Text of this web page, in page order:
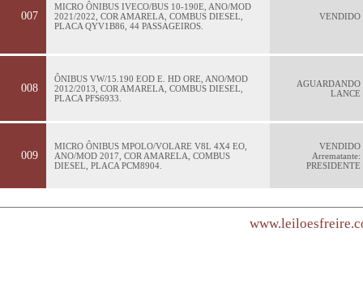
007
MICRO ÔNIBUS IVECO/BUS 10-190E, ANO/MOD
2021/2022, COR AMARELA, COMBUS DIESEL,
PLACA QYV1B86, 44 PASSAGEIROS.
VENDIDO
008
ÔNIBUS VW/15.190 EOD E. HD ORE, ANO/MOD
2012/2013, COR AMARELA, COMBUS DIESEL,
PLACA PFS6933.
AGUARDANDO
LANCE
009
MICRO ÔNIBUS MPOLO/VOLARE V8L 4X4 EO,
ANO/MOD 2017, COR AMARELA, COMBUS
DIESEL, PLACA PCM8904.
VENDIDO
Arrematante:
PRESIDENTE